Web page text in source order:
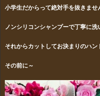
小学生だからって絶対手を抜きませ
ノンシリコンシャンプーで丁寧に洗
それからカットしてお決まりのハン
その前に～